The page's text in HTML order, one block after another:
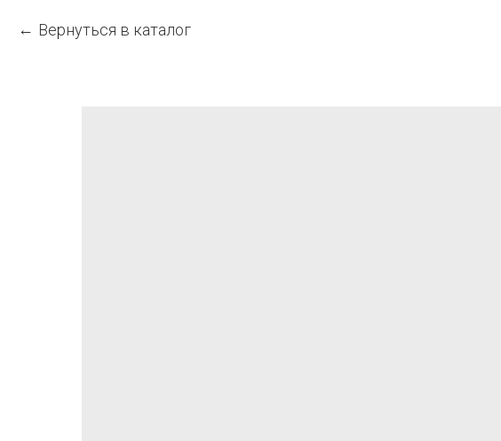
Вернуться в каталог